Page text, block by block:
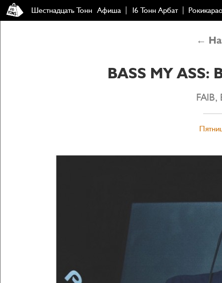
Шестнадцать Тонн Афиша 16 Тонн Арбат
←
BASS MY ASS:
FAIB,